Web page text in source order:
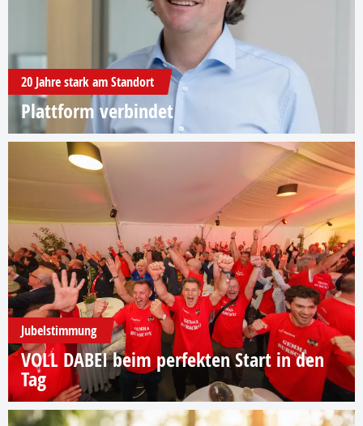
20 Jahre stark am Standort
Plattform verbindet
Jubelstimmung
VOLL DABEI beim perfekten Start in den
Tag